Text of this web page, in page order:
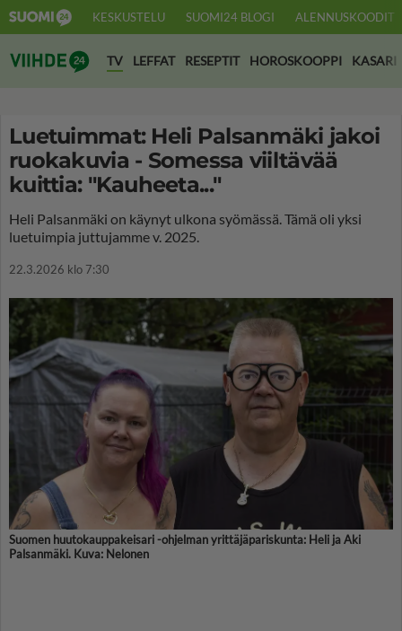
KESKUSTELU SUOMI24 BLOGI ALENNUSKOODIT
Suomi24 Viihde
TV LEFFAT RESEPTIT HOROSKOOPPI KASARI
Luetuimmat: Heli Palsanmäki jakoi
ruokakuvia - Somessa viiltävää
kuittia: "Kauheeta..."
Heli Palsanmäki on käynyt ulkona syömässä. Tämä oli yksi
luetuimpia juttujamme v. 2025.
22.3.2026 klo 7:30
Suomen huutokauppakeisari -ohjelman yrittäjäpariskunta: Heli ja Aki
Palsanmäki. Kuva: Nelonen